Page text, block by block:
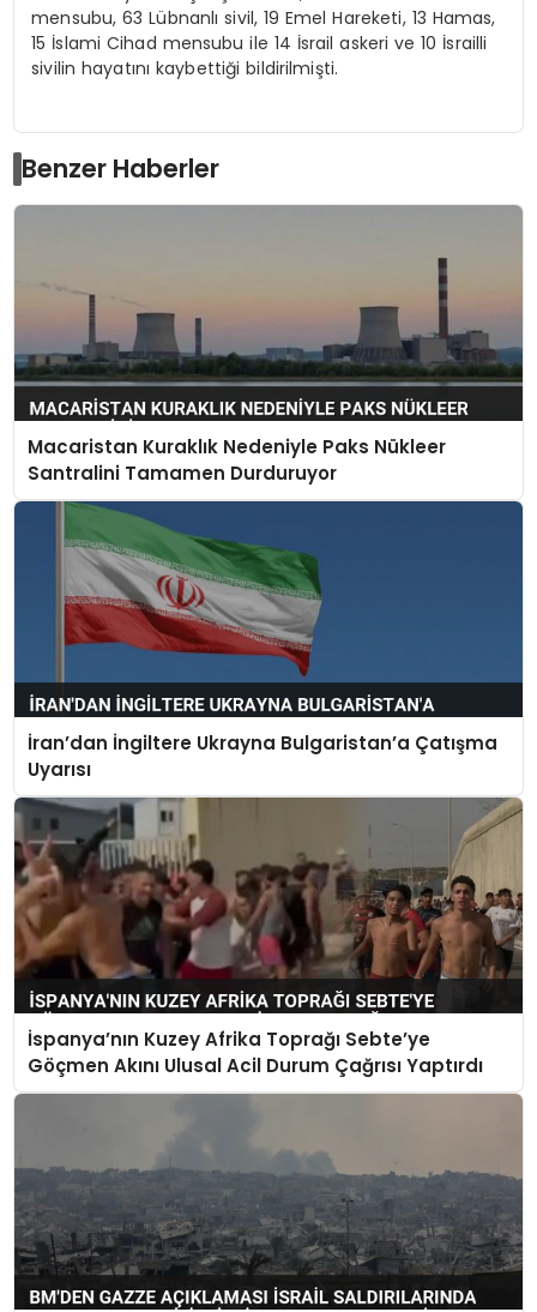
mensubu, 63 Lübnanlı sivil, 19 Emel Hareketi, 13 Hamas,
15 İslami Cihad mensubu ile 14 İsrail askeri ve 10 İsrailli
sivilin hayatını kaybettiği bildirilmişti.
Benzer Haberler
Macaristan Kuraklık Nedeniyle Paks Nükleer
Santralini Tamamen Durduruyor
İran’dan İngiltere Ukrayna Bulgaristan’a Çatışma
Uyarısı
İspanya’nın Kuzey Afrika Toprağı Sebte’ye
Göçmen Akını Ulusal Acil Durum Çağrısı Yaptırdı